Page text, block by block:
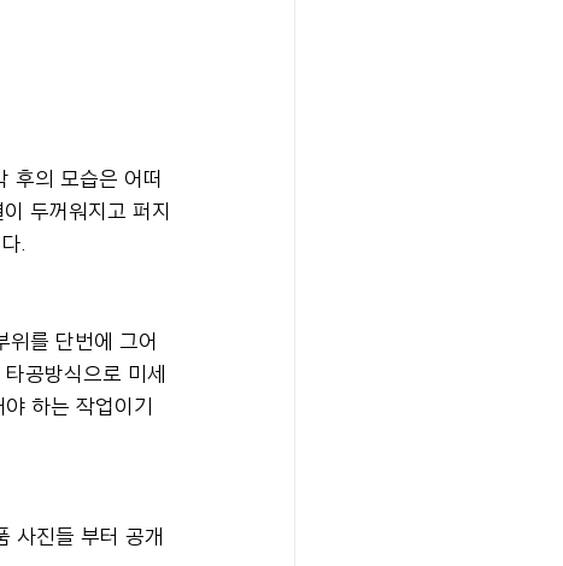
후의 모습은 어떠
두꺼워지고 퍼지
.
위를 단번에 그어
공방식으로 미세
하는 작업이기
사진들 부터 공개